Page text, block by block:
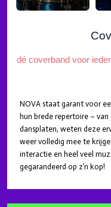
dé coverband voor
NOVA staat garant voor
hun brede repertoire –
dansplaten, weten deze
weer volledig mee te
interactie en heel veel
gegarandeerd op z’n kop!